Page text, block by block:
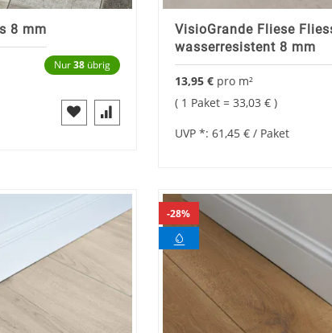
8 mm
Nur 38 übrig
VisioGrande Fliese
wasserresistent 8 mm
13,95 € pro m²
1 Paket = 33,03 €
UVP *: 61,45 €/ Paket
28%